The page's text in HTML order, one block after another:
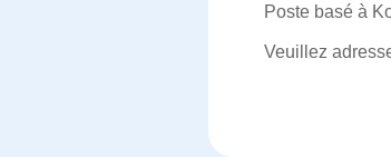
Poste basé à
Veuillez